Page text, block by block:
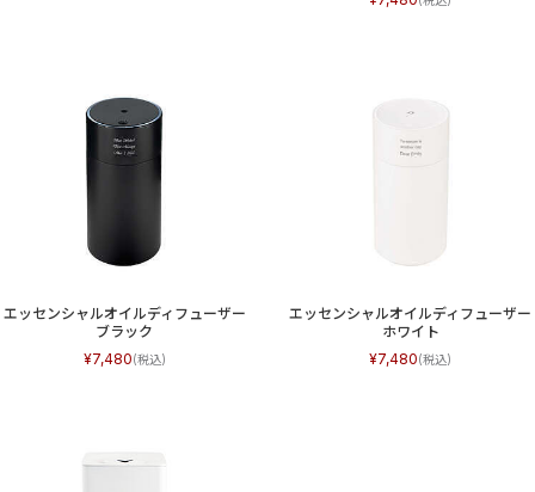
エッセンシャルオイルディフューザー
ブラック
7,480
エッセンシャルオイルディフューザー
ホワイト
7,480